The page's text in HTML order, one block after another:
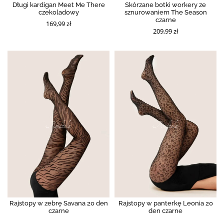
Długi kardigan Meet Me There
czekoladowy
169,99 zł
Skórzane botki workery ze
sznurowaniem The Season
czarne
209,99 zł
Rajstopy w zebrę Savana 20 den
czarne
Rajstopy w panterkę Leonia 20
den czarne